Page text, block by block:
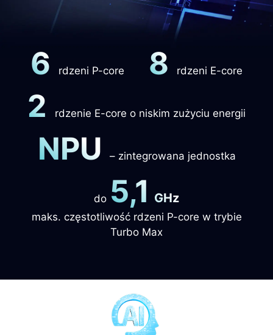
6 rdzeni P-core 8 rdzeni E-core
2 rdzenie E-core o niskim zużyciu energii
NPU – zintegrowana jednostka
do 5,1 GHz
maks. częstotliwość rdzeni P-core w trybie
Turbo Max